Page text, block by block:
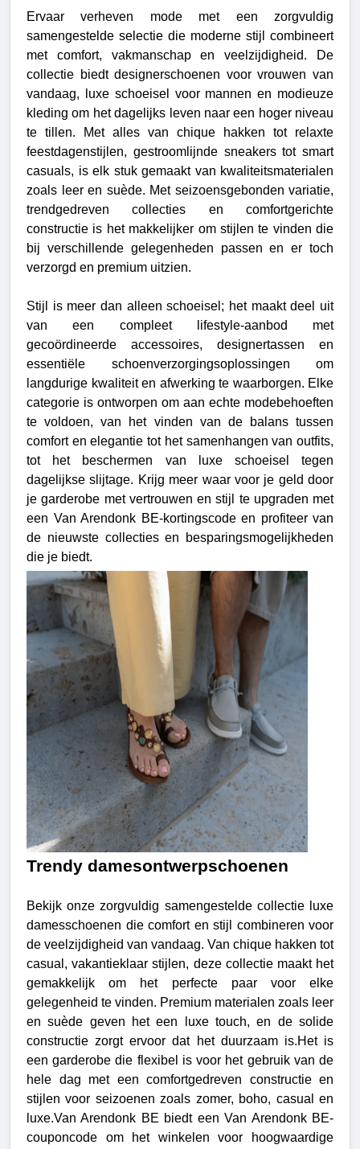
Ervaar verheven mode met een zorgvuldig
samengestelde selectie die moderne stijl combineert
met comfort, vakmanschap en veelzijdigheid. De
collectie biedt designerschoenen voor vrouwen van
vandaag, luxe schoeisel voor mannen en modieuze
kleding om het dagelijks leven naar een hoger niveau
te tillen. Met alles van chique hakken tot relaxte
feestdagenstijlen, gestroomlijnde sneakers tot smart
casuals, is elk stuk gemaakt van kwaliteitsmaterialen
zoals leer en suède. Met seizoensgebonden variatie,
trendgedreven collecties en comfortgerichte
constructie is het makkelijker om stijlen te vinden die
bij verschillende gelegenheden passen en er toch
verzorgd en premium uitzien.
Stijl is meer dan alleen schoeisel; het maakt deel uit
van een compleet lifestyle-aanbod met
gecoördineerde accessoires, designertassen en
essentiële schoenverzorgingsoplossingen om
langdurige kwaliteit en afwerking te waarborgen. Elke
categorie is ontworpen om aan echte modebehoeften
te voldoen, van het vinden van de balans tussen
comfort en elegantie tot het samenhangen van outfits,
tot het beschermen van luxe schoeisel tegen
dagelijkse slijtage. Krijg meer waar voor je geld door
je garderobe met vertrouwen en stijl te upgraden met
een Van Arendonk BE-kortingscode en profiteer van
de nieuwste collecties en besparingsmogelijkheden
die je biedt.
Trendy damesontwerpschoenen
Bekijk onze zorgvuldig samengestelde collectie luxe
damesschoenen die comfort en stijl combineren voor
de veelzijdigheid van vandaag. Van chique hakken tot
casual, vakantieklaar stijlen, deze collectie maakt het
gemakkelijk om het perfecte paar voor elke
gelegenheid te vinden. Premium materialen zoals leer
en suède geven het een luxe touch, en de solide
constructie zorgt ervoor dat het duurzaam is.Het is
een garderobe die flexibel is voor het gebruik van de
hele dag met een comfortgedreven constructie en
stijlen voor seizoenen zoals zomer, boho, casual en
luxe.Van Arendonk BE biedt een Van Arendonk BE-
couponcode om het winkelen voor hoogwaardige